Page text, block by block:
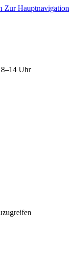
Zur Hauptnavigation
Uhr